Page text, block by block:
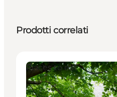
Prodotti correlati
Places to eat